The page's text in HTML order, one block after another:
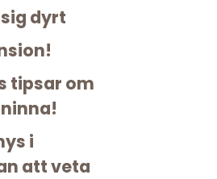
dyrt
tipsar om
i
att veta